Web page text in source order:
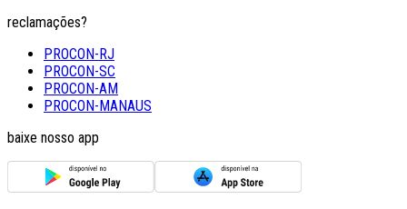
reclamações?
PROCON-RJ
PROCON-SC
PROCON-AM
PROCON-MANAUS
baixe nosso app